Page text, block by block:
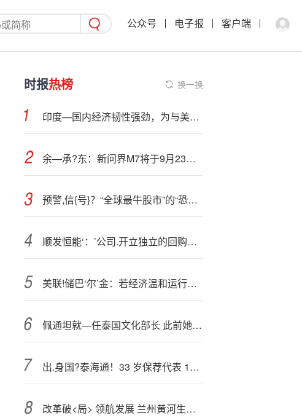
公众号 电子报 客户端
时报热榜 换一换
印度—国内经济韧性强劲，为与美国协商贸易协议提供了更大弹性
余—承?东：新问界M7将于9月23日正式发布
预警,信{号}？“全球最牛股市”的“恐慌指数”开始飙升……
顺发恒能‘：’公司.开立独立的回购专用证券账户及银行资金账户用于回购
美联!储巴‘尔’金：若经济温和运行，预计利率仅会小幅调整
佩通坦就—任泰国文化部长 此前她被暂停总理职务
出.身国?泰海通！33 岁保荐代表 14 天闪电跳槽新上市公司做董秘！近10年！前任年薪117万！
改革破<局> 领航发展 兰州黄河生态控股集团“双AAA”评级擦亮城市“信用名片”